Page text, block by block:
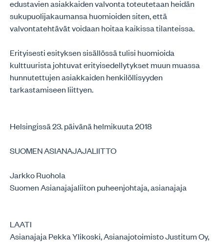
edustavien asiakkaiden valvonta toteutetaan heidän
sukupuolijakaumansa huomioiden siten, että
valvontatehtävät voidaan hoitaa kaikissa tilanteissa.
Erityisesti esityksen sisällössä tulisi huomioida
kulttuurista johtuvat erityisedellytykset muun muassa
hunnutettujen asiakkaiden henkilöllisyyden
tarkastamiseen liittyen.
Helsingissä 23. päivänä helmikuuta 2018
SUOMEN ASIANAJAJALIITTO
Jarkko Ruohola
Suomen Asianajajaliiton puheenjohtaja, asianajaja
LAATI
Asianajaja Pekka Ylikoski, Asianajotoimisto Justitum Oy,